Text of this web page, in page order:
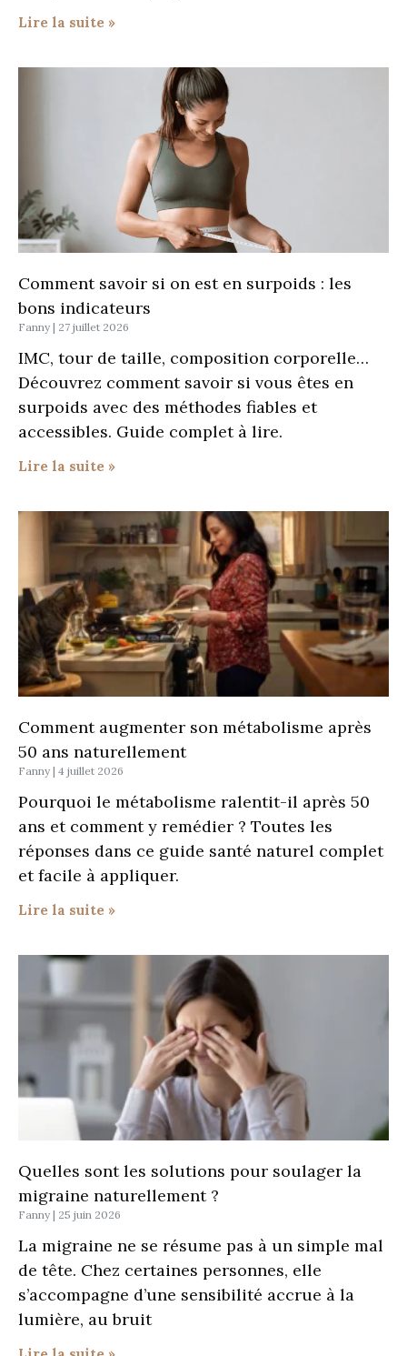
Lire la suite »
Comment savoir si on est en surpoids : les
bons indicateurs
Fanny 27 juillet 2026
IMC, tour de taille, composition corporelle…
Découvrez comment savoir si vous êtes en
surpoids avec des méthodes fiables et
accessibles. Guide complet à lire.
Lire la suite »
Comment augmenter son métabolisme après
50 ans naturellement
Fanny 4 juillet 2026
Pourquoi le métabolisme ralentit-il après 50
ans et comment y remédier ? Toutes les
réponses dans ce guide santé naturel complet
et facile à appliquer.
Lire la suite »
Quelles sont les solutions pour soulager la
migraine naturellement ?
Fanny 25 juin 2026
La migraine ne se résume pas à un simple mal
de tête. Chez certaines personnes, elle
s’accompagne d’une sensibilité accrue à la
lumière, au bruit